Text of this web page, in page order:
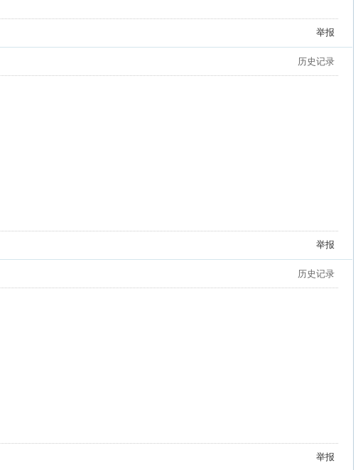
举报
历史记录
举报
历史记录
举报